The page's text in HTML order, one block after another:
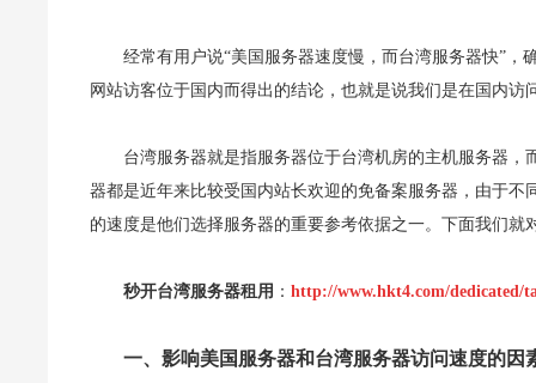
经常有用户说“美国服务器速度慢，而台湾服务器快”
网站访客位于国内而得出的结论，也就是说我们是在国内访
台湾服务器就是指服务器位于台湾机房的主机服务器
器都是近年来比较受国内站长欢迎的免备案服务器，由于
的速度是他们选择服务器的重要参考依据之一。下面我们就
秒开台湾服务器租用 ： http://www.hkt4.com/dedicated/
一、影响美国服务器和台湾服务器访问速度的因